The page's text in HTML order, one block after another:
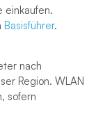
einkaufen.
Basisführer.
nach
Region. WLAN
sofern